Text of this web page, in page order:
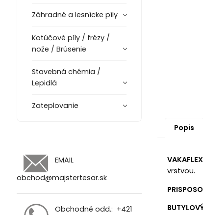
Záhradné a lesnícke píly
Kotúčové píly / frézy /
nože / Brúsenie
Stavebná chémia /
Lepidlá
Zateplovanie
EMAIL
obchod@majstertesar.sk
Obchodné odd.: +421
Popis
vrstvou.